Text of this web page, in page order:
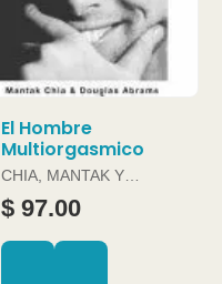
El Hombre
Multiorgasmico
CHIA, MANTAK Y
DOUGLAS ABRAMS
$ 97.00